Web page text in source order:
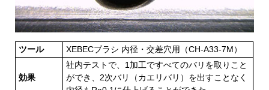
ツール XEBECブラシ 内径・交差穴用（CH-A33-7M）
効果
社内テストで、1加工ですべてのバリを取りこと
ができ、2次バリ（カエリバリ）を出すことなく